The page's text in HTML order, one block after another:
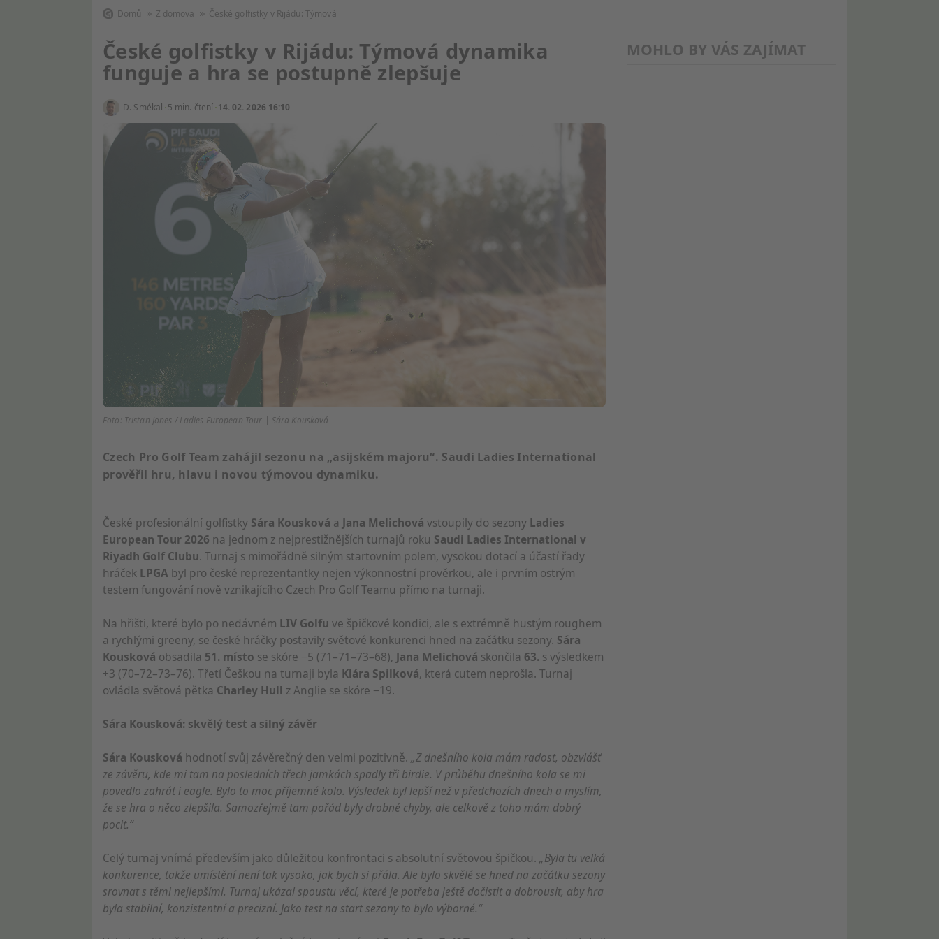
Domů Z domova České golfistky v Rijádu: Týmová
České golfistky v Rijádu: Týmová dynamika
funguje a hra se postupně zlepšuje
D. Smékal 5 min. čtení 14. 02. 2026 16:10
Foto: Tristan Jones / Ladies European Tour | Sára Kousková
Czech Pro Golf Team zahájil sezonu na „asijském majoru“. Saudi Ladies International
prověřil hru, hlavu i novou týmovou dynamiku.
České profesionální golfistky Sára Kousková a Jana Melichová vstoupily do sezony Ladies
European Tour 2026 na jednom z nejprestižnějších turnajů roku Saudi Ladies International v
Riyadh Golf Clubu. Turnaj s mimořádně silným startovním polem, vysokou dotací a účastí řady
hráček LPGA byl pro české reprezentantky nejen výkonnostní prověrkou, ale i prvním ostrým
testem fungování nově vznikajícího Czech Pro Golf Teamu přímo na turnaji.
Na hřišti, které bylo po nedávném LIV Golfu ve špičkové kondici, ale s extrémně hustým roughem
a rychlými greeny, se české hráčky postavily světové konkurenci hned na začátku sezony. Sára
Kousková obsadila 51. místo se skóre −5 (71–71–73–68), Jana Melichová skončila 63. s výsledkem
+3 (70–72–73–76). Třetí Češkou na turnaji byla Klára Spilková, která cutem neprošla. Turnaj
ovládla světová pětka Charley Hull z Anglie se skóre −19.
Sára Kousková: skvělý test a silný závěr
Sára Kousková hodnotí svůj závěrečný den velmi pozitivně. „Z dnešního kola mám radost, obzvlášť
ze závěru, kde mi tam na posledních třech jamkách spadly tři birdie. V průběhu dnešního kola se mi
povedlo zahrát i eagle. Bylo to moc příjemné kolo. Výsledek byl lepší než v předchozích dnech a myslím,
že se hra o něco zlepšila. Samozřejmě tam pořád byly drobné chyby, ale celkově z toho mám dobrý
pocit.“
Celý turnaj vnímá především jako důležitou konfrontaci s absolutní světovou špičkou. „Byla tu velká
konkurence, takže umístění není tak vysoko, jak bych si přála. Ale bylo skvělé se hned na začátku sezony
srovnat s těmi nejlepšími. Turnaj ukázal spoustu věcí, které je potřeba ještě dočistit a dobrousit, aby hra
byla stabilní, konzistentní a precizní. Jako test na start sezony to bylo výborné.“
MOHLO BY VÁS ZAJÍMAT